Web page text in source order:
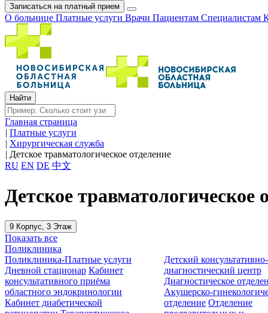
Записаться на платный прием
О больнице Платные услуги Врачи Пациентам Специалистам
Главная страница
| Платные услуги
| Хирургическая служба
| Детское травматологическое отделение
RU EN DE 中文
Детское травматологическое
9 Корпус, 3 Этаж
Показать все
Поликлиника
Поликлиника-Платные услуги
Дневной стационар Кабинет
консультативного приёма
областного эндокринологии
Кабинет диабетической
Детский консультативно-
диагностический центр
Диагностическое
Акушерско-
отделение Отделение